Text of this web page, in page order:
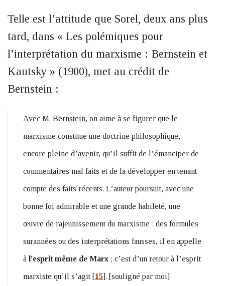
Telle est l’attitude que Sorel, deux ans plus
tard, dans « Les polémiques pour
l’interprétation du marxisme : Bernstein et
Kautsky » (1900), met au crédit de
Bernstein :
Avec M. Bernstein, on aime à se figurer que le
marxisme constitue une doctrine philosophique,
encore pleine d’avenir, qu’il suffit de l’émanciper de
commentaires mal faits et de la développer en tenant
compte des faits récents. L’auteur poursuit, avec une
bonne foi admirable et une grande habileté, une
œuvre de rajeunissement du marxisme : des formules
surannées ou des interprétations fausses, il en appelle
à l’esprit même de Marx ; c’est d’un retour à l’esprit
marxiste qu’il s’agit [15]. [souligné par moi]